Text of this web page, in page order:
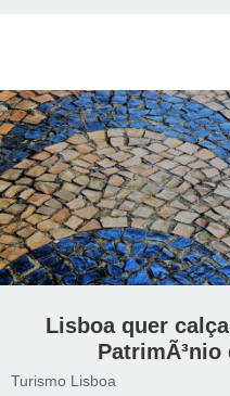
Lisboa quer
PatrimÃ³nio
Turismo Lisboa